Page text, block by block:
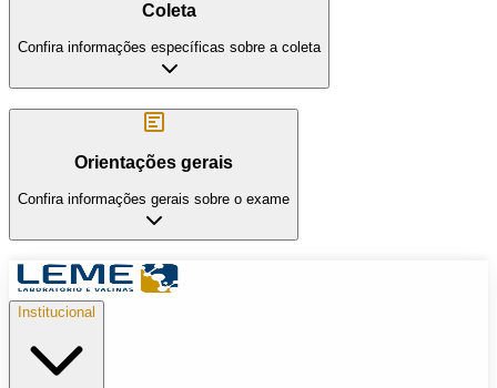
Coleta
Confira informações específicas sobre a coleta
Orientações gerais
Confira informações gerais sobre o exame
Institucional